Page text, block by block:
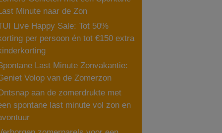
Minute naar de Zon
Live Happy Sale: Tot 50%
per persoon én tot €150 extra
Last Minute Zonvakantie:
Volop van de Zomerzon
aan de zomerdrukte met
spontane last minute vol zon en